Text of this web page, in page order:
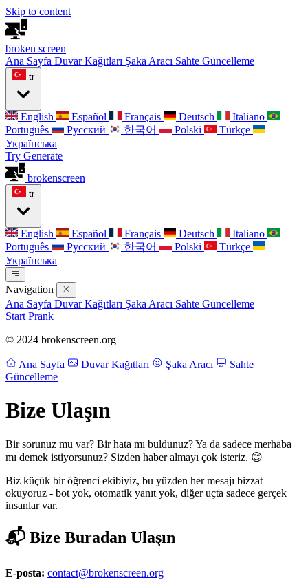
Skip to content
broken screen
Ana Sayfa Duvar Kağıtları Şaka Aracı Sahte Güncelleme
tr
English Español Français Deutsch
Italiano
Português
Русский 한국어 Polski
Türkçe
Українська
Try Generate
brokenscreen
tr
English Español Français Deutsch
Italiano
Português
Русский 한국어 Polski
Türkçe
Українська
Navigation
Ana Sayfa Duvar Kağıtları Şaka Aracı Sahte Güncelleme
Start Prank
© 2024 brokenscreen.org
Ana Sayfa Duvar Kağıtları Şaka Aracı
Sahte
Güncelleme
Bize Ulaşın
Bir sorunuz mu var? Bir hata mı buldunuz? Ya da sadece merhaba
mı demek istiyorsunuz? Sizden haber almayı çok isteriz. 😊
Biz küçük bir öğrenci ekibiyiz, bu yüzden her mesajı bizzat
okuyoruz - bot yok, otomatik yanıt yok, diğer uçta sadece gerçek
insanlar var.
📬 Bize Buradan Ulaşın
E-posta: contact@brokenscreen.org